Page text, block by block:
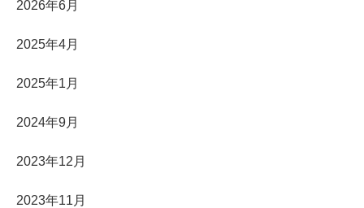
2026年6月
2025年4月
2025年1月
2024年9月
2023年12月
2023年11月